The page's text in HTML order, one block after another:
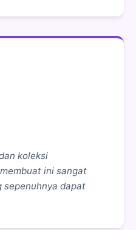
koleksi
ini sangat
sepenuhnya dapat